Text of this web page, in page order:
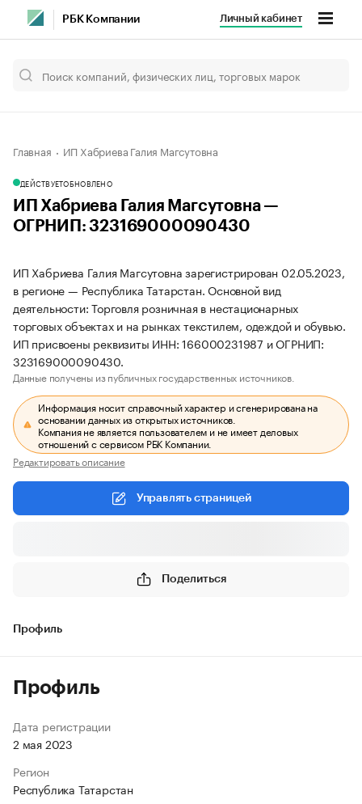
РБК Компании Личный кабинет
Главная ИП Хабриева Галия Магсутовна
ДЕЙСТВУЕТОБНОВЛЕНО
ИП Хабриева Галия Магсутовна —
ОГРНИП: 323169000090430
ИП Хабриева Галия Магсутовна зарегистрирован 02.05.2023,
в регионе — Республика Татарстан. Основной вид
деятельности: Торговля розничная в нестационарных
торговых объектах и на рынках текстилем, одеждой и обувью.
ИП присвоены реквизиты ИНН: 166000231987 и ОГРНИП:
323169000090430.
Данные получены из публичных государственных источников.
Информация носит справочный характер и сгенерирована на
основании данных из открытых источников.
Компания не является пользователем и не имеет деловых
отношений с сервисом РБК Компании.
Редактировать описание
Управлять страницей
Поделиться
Профиль
Профиль
Дата регистрации
2 мая 2023
Регион
Республика Татарстан